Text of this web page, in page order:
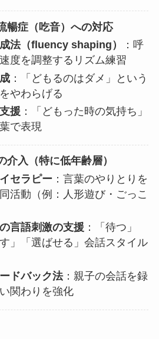
暢症（吃音）への対応
法（fluency shaping）
：呼
度を調整するリズム練習
：「どもるのはダメ」という
やわらげる
援 ：「どもった時の気持ち」
で表現
介入（特に低年齢層）
セラピー ：言葉のやりとりを
活動（例：人形遊び・ごっこ
言語刺激の支援 ：「待つ」
す」「選ばせる」会話スタイル
ドバック法：親子の会話を録
関わりを強化